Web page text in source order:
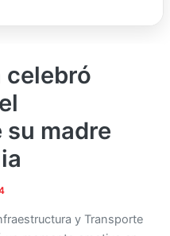
celebró
madre
y Transporte